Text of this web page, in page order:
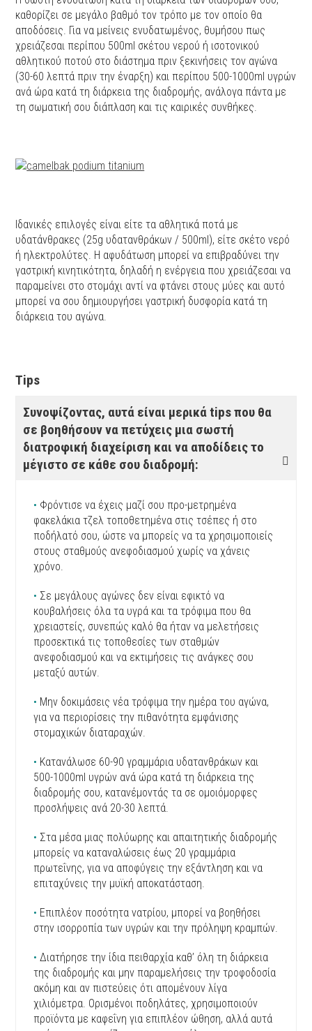
καθορίζει σε μεγάλο βαθμό τον τρόπο με τον οποίο θα
αποδόσεις. Για να μείνεις ενυδατωμένος, θυμήσου πως
χρειάζεσαι περίπου 500ml σκέτου νερού ή ισοτονικού
αθλητικού ποτού στο διάστημα πριν ξεκινήσεις τον αγώνα
(30-60 λεπτά πριν την έναρξη) και περίπου 500-1000ml υγρών
ανά ώρα κατά τη διάρκεια της διαδρομής, ανάλογα πάντα με
τη σωματική σου διάπλαση και τις καιρικές συνθήκες.
Ιδανικές επιλογές είναι είτε τα αθλητικά ποτά με
υδατάνθρακες (25g υδατανθράκων / 500ml), είτε σκέτο νερό
ή ηλεκτρολύτες. Η αφυδάτωση μπορεί να επιβραδύνει την
γαστρική κινητικότητα, δηλαδή η ενέργεια που χρειάζεσαι να
παραμείνει στο στομάχι αντί να φτάνει στους μύες και αυτό
μπορεί να σου δημιουργήσει γαστρική δυσφορία κατά τη
διάρκεια του αγώνα.
Tips
Συνοψίζοντας, αυτά είναι μερικά tips που θα
σε βοηθήσουν να πετύχεις μια σωστή
διατροφική διαχείριση και να αποδίδεις το
μέγιστο σε κάθε σου διαδρομή:
• Φρόντισε να έχεις μαζί σου προ-μετρημένα
φακελάκια τζελ τοποθετημένα στις τσέπες ή στο
ποδήλατό σου, ώστε να μπορείς να τα χρησιμοποιείς
στους σταθμούς ανεφοδιασμού χωρίς να χάνεις
χρόνο.
• Σε μεγάλους αγώνες δεν είναι εφικτό να
κουβαλήσεις όλα τα υγρά και τα τρόφιμα που θα
χρειαστείς, συνεπώς καλό θα ήταν να μελετήσεις
προσεκτικά τις τοποθεσίες των σταθμών
ανεφοδιασμού και να εκτιμήσεις τις ανάγκες σου
μεταξύ αυτών.
• Μην δοκιμάσεις νέα τρόφιμα την ημέρα του αγώνα,
για να περιορίσεις την πιθανότητα εμφάνισης
στομαχικών διαταραχών.
• Κατανάλωσε 60-90 γραμμάρια υδατανθράκων και
500-1000ml υγρών ανά ώρα κατά τη διάρκεια της
διαδρομής σου, κατανέμοντάς τα σε ομοιόμορφες
προσλήψεις ανά 20-30 λεπτά.
• Στα μέσα μιας πολύωρης και απαιτητικής διαδρομής
μπορείς να καταναλώσεις έως 20 γραμμάρια
πρωτεΐνης, για να αποφύγεις την εξάντληση και να
επιταχύνεις την μυϊκή αποκατάσταση.
• Επιπλέον ποσότητα νατρίου, μπορεί να βοηθήσει
στην ισορροπία των υγρών και την πρόληψη κραμπών.
• Διατήρησε την ίδια πειθαρχία καθ’ όλη τη διάρκεια
της διαδρομής και μην παραμελήσεις την τροφοδοσία
ακόμη και αν πιστεύεις ότι απομένουν λίγα
χιλιόμετρα. Ορισμένοι ποδηλάτες, χρησιμοποιούν
προϊόντα με καφεΐνη για επιπλέον ώθηση, αλλά αυτά